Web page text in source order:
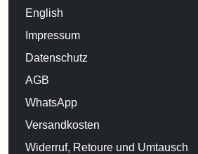
English
Impressum
Datenschutz
AGB
WhatsApp
Versandkosten
Widerruf, Retoure und Umtausch